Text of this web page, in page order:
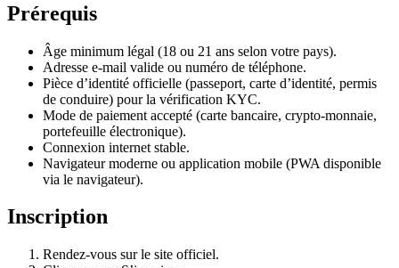
Prérequis
Âge minimum légal (18 ou 21 ans selon votre pays).
Adresse e-mail valide ou numéro de téléphone.
Pièce d’identité officielle (passeport, carte d’identité, permis
de conduire) pour la vérification KYC.
Mode de paiement accepté (carte bancaire, crypto-monnaie,
portefeuille électronique).
Connexion internet stable.
Navigateur moderne ou application mobile (PWA disponible
via le navigateur).
Inscription
Rendez-vous sur le site officiel.